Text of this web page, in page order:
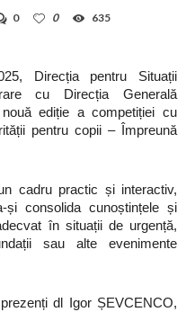
0 0 635
Direcția pentru Situații
cu Direcția Generală
ediție a competiției cu
pentru copii – Împreună
cadru practic și interactiv,
și consolida cunoștințele și
în situații de urgență,
sau alte evenimente
dl Igor ȘEVCENCO,